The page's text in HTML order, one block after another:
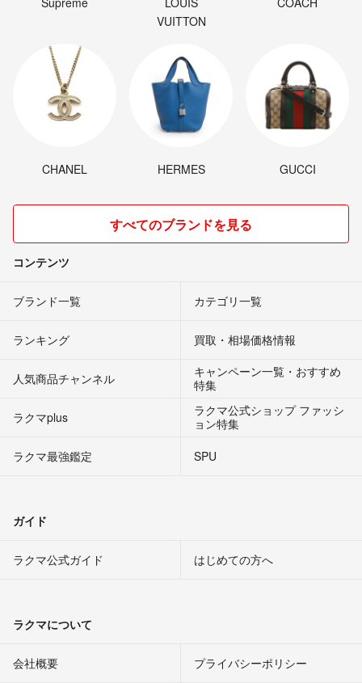
VUITTON
CHANEL HERMES GUCCI
すべてのブランドを見る
コンテンツ
ブランド一覧 カテゴリ一覧
ランキング 買取・相場価格情報
人気商品チャンネル
キャンペーン一覧・おすすめ
特集
ラクマplus
ラクマ公式ショップ ファッシ
ョン特集
ラクマ最強鑑定
SPU
ガイド
ラクマ公式ガイド はじめての方へ
ラクマについて
会社概要 プライバシーポリシー